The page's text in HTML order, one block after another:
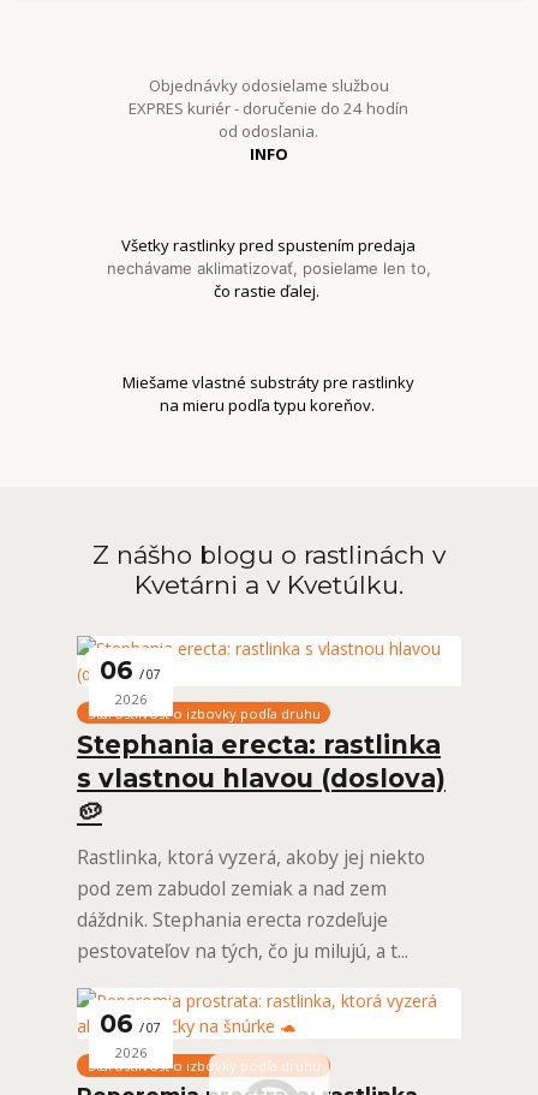
Objednávky odosielame službou
EXPRES kuriér - doručenie do 24 hodín
od odoslania.
INFO
Všetky rastlinky pred spustením predaja
nechávame aklimatizovať, posielame len to,
čo rastie ďalej.
Miešame vlastné substráty pre rastlinky
na mieru podľa typu koreňov.
Z nášho blogu o rastlinách v
Kvetárni a v Kvetúlku.
06 07
2026
Starostlivosť o izbovky podľa druhu
Stephania erecta: rastlinka
s vlastnou hlavou (doslova)
🥔
Rastlinka, ktorá vyzerá, akoby jej niekto
pod zem zabudol zemiak a nad zem
dáždnik. Stephania erecta rozdeľuje
pestovateľov na tých, čo ju milujú, a t...
06 07
2026
Starostlivosť o izbovky podľa druhu